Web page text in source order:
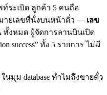
ท์ระเบิด ลูกค้า 5 คนถือ
มายเลขที่นั่งบนหน้าตั๋ว — เลข
ทั้งหมด ผู้จัดการลานบินเปิด
success” ทั้ง 5 รายการ ไม่มี
มุม database ทำไมถึงขายตั๋ว